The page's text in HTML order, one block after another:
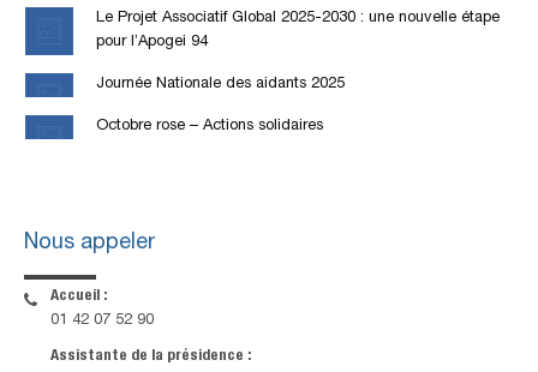
Le Projet Associatif Global 2025-2030 : une nouvelle étape
pour l’Apogei 94
Journée Nationale des aidants 2025
Octobre rose – Actions solidaires
Nous appeler
Accueil :
01 42 07 52 90
Assistante de la présidence :